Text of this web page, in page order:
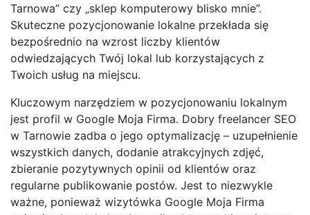
Tarnowa” czy „sklep komputerowy blisko mnie”.
Skuteczne pozycjonowanie lokalne przekłada się
bezpośrednio na wzrost liczby klientów
odwiedzających Twój lokal lub korzystających z
Twoich usług na miejscu.
Kluczowym narzędziem w pozycjonowaniu lokalnym
jest profil w Google Moja Firma. Dobry freelancer SEO
w Tarnowie zadba o jego optymalizację – uzupełnienie
wszystkich danych, dodanie atrakcyjnych zdjęć,
zbieranie pozytywnych opinii od klientów oraz
regularne publikowanie postów. Jest to niezwykle
ważne, ponieważ wizytówka Google Moja Firma